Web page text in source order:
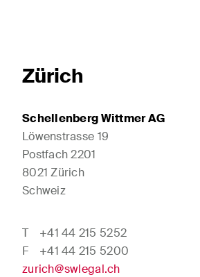
Zürich
Schellenberg Wittmer AG
Löwenstrasse 19
Postfach 2201
8021 Zürich
Schweiz
T
+41 44 215 5252
F
+41 44 215 5200
zurich@swlegal.ch